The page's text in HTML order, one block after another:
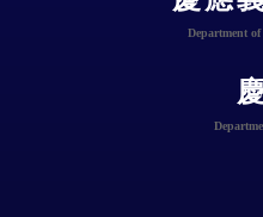
Department